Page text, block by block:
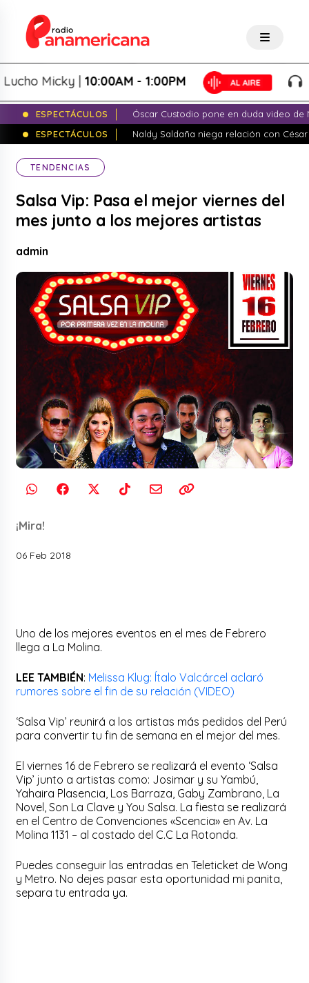
Micky |10:00AM - 1:00PM
ESPECTÁCULOS
Óscar Custodio pone en duda video de
ESPECTÁCULOS
Naldy Saldaña niega relación con
TENDENCIAS
Salsa Vip: Pasa el mejor viernes del
mes junto a los mejores artistas
admin
¡Mira!
06 Feb 2018
Uno de los mejores eventos en el mes de Febrero
llega a La Molina.
LEE TAMBIÉN: Melissa Klug: Ítalo Valcárcel aclaró
rumores sobre el fin de su relación (VIDEO)
‘Salsa Vip’ reunirá a los artistas más pedidos del Perú
para convertir tu fin de semana en el mejor del mes.
El viernes 16 de Febrero se realizará el evento ‘Salsa
Vip’ junto a artistas como: Josimar y su Yambú,
Yahaira Plasencia, Los Barraza, Gaby Zambrano, La
Novel, Son La Clave y You Salsa. La fiesta se realizará
en el Centro de Convenciones «Scencia» en Av. La
Molina 1131 – al costado del C.C La Rotonda.
Puedes conseguir las entradas en Teleticket de Wong
y Metro. No dejes pasar esta oportunidad mi panita,
separa tu entrada ya.